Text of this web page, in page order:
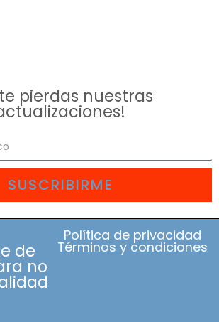
te pierdas nuestras
SUSCRIBIRME
de
no
Política de privacidad
Términos y condiciones